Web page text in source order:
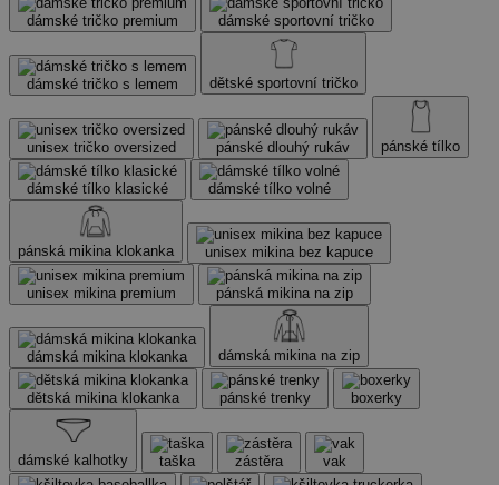
dámské tričko premium dámské sportovní tričko
dámské tričko s lemem dětské sportovní tričko
unisex tričko oversized pánské dlouhý rukáv pánské tílko
dámské tílko klasické dámské tílko volné
pánská mikina klokanka unisex mikina bez kapuce
unisex mikina premium pánská mikina na zip
dámská mikina klokanka dámská mikina na zip
dětská mikina klokanka pánské trenky boxerky
dámské kalhotky taška zástěra vak